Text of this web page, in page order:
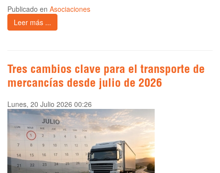
Publicado en Asociaciones
Leer más ...
Tres cambios clave para el transporte de
mercancías desde julio de 2026
Lunes, 20 Julio 2026 00:26